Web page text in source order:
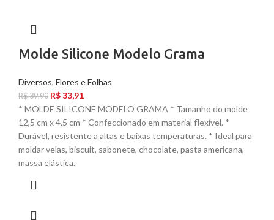
Molde Silicone Modelo Grama
Diversos, Flores e Folhas
R$39,90 R$33,91
* MOLDE SILICONE MODELO GRAMA * Tamanho do molde
12,5 cm x 4,5 cm * Confeccionado em material flexível. *
Durável, resistente a altas e baixas temperaturas. * Ideal para
moldar velas, biscuit, sabonete, chocolate, pasta americana,
massa elástica.